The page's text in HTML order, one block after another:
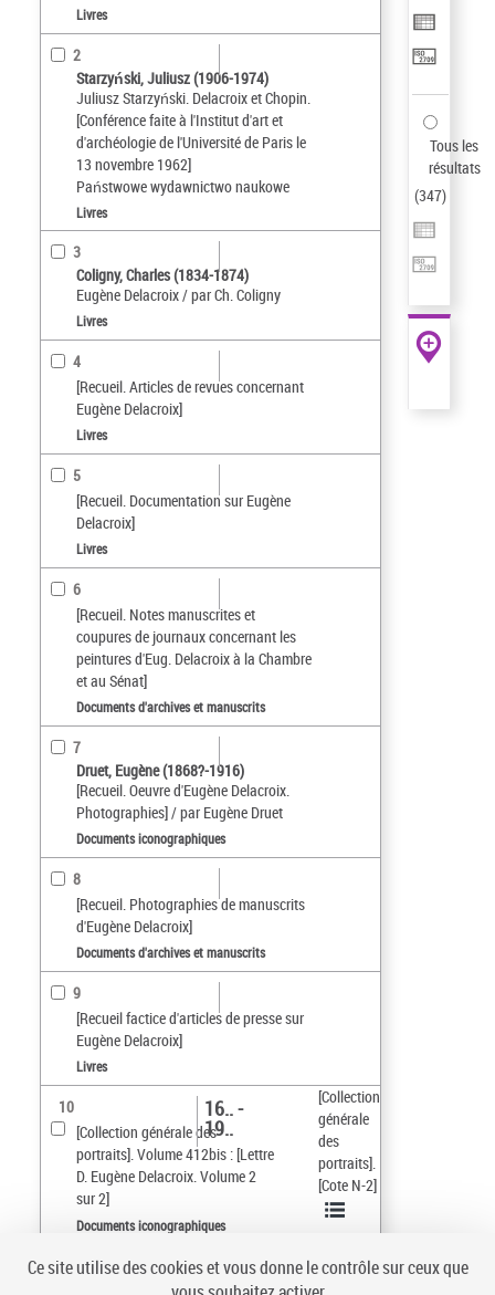
Livres
2
Starzyński, Juliusz (1906-1974)
Juliusz Starzyński. Delacroix et Chopin.
[Conférence faite à l'Institut d'art et
d'archéologie de l'Université de Paris le
13 novembre 1962]
Państwowe wydawnictwo naukowe
Livres
3
Coligny, Charles (1834-1874)
Eugène Delacroix / par Ch. Coligny
Livres
4
[Recueil. Articles de revues concernant
Eugène Delacroix]
Livres
5
[Recueil. Documentation sur Eugène
Delacroix]
Livres
6
[Recueil. Notes manuscrites et
coupures de journaux concernant les
peintures d'Eug. Delacroix à la Chambre
et au Sénat]
Documents d'archives et manuscrits
7
Druet, Eugène (1868?-1916)
[Recueil. Oeuvre d'Eugène Delacroix.
Photographies] / par Eugène Druet
Documents iconographiques
8
[Recueil. Photographies de manuscrits
d'Eugène Delacroix]
Documents d'archives et manuscrits
9
[Recueil factice d'articles de presse sur
Eugène Delacroix]
Livres
10
[Collection générale des
portraits]. Volume 412bis : [Lettre
D. Eugène Delacroix. Volume 2
sur 2]
16.. -
19..
Documents iconographiques
[Collection
générale
des
portraits].
[Cote N-2]
Date (croissant)
Tous les
résultats
(347)
Ce site utilise des cookies et vous donne le contrôle sur ceux que